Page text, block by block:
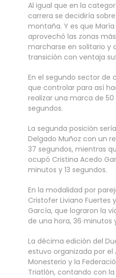
Al igual que en la
carrera se decidiría
montaña. Y es que
aprovechó las zonas
marcharse en solitario y
transición con ventaja
En el segundo sector de
que controlar para así
realizar una marca de
segundos.
La segunda posición
Delgado Muñoz con un
37 segundos, mientras
ocupó Cristina Acedo
minutos y 13 segundos.
En la modalidad por
Cristofer Liviano Fuertes
García, que lograron la
de una hora, 36 minutos
La décima edición del
estuvo organizada por
Monesterio y la
Triatlón, contando con